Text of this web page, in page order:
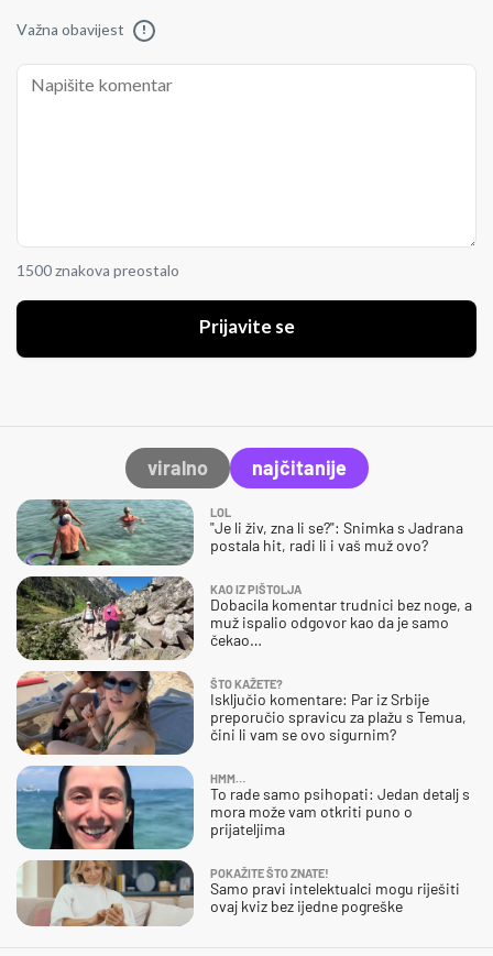
Važna obavijest !
1500 znakova preostalo
Prijavite se
viralno najčitanije
LOL
"Je li živ, zna li se?": Snimka s Jadrana
postala hit, radi li i vaš muž ovo?
KAO IZ PIŠTOLJA
Dobacila komentar trudnici bez noge, a
muž ispalio odgovor kao da je samo
čekao…
ŠTO KAŽETE?
Isključio komentare: Par iz Srbije
preporučio spravicu za plažu s Temua,
čini li vam se ovo sigurnim?
HMM…
To rade samo psihopati: Jedan detalj s
mora može vam otkriti puno o
prijateljima
POKAŽITE ŠTO ZNATE!
Samo pravi intelektualci mogu riješiti
ovaj kviz bez ijedne pogreške